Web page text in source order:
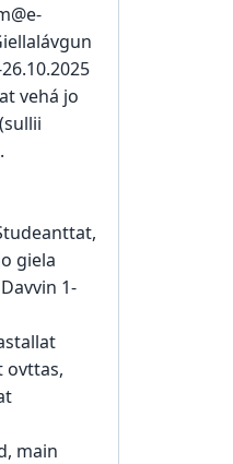
vehá jo
giela
1-
ovttas,
main